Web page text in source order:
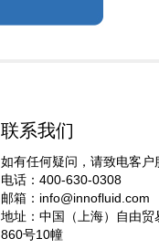
联系我们
如有任何疑问，请致电客户
电话：400-630-0308
邮箱： info@innofluid.com
地址：中国（上海）自由
860号10幢